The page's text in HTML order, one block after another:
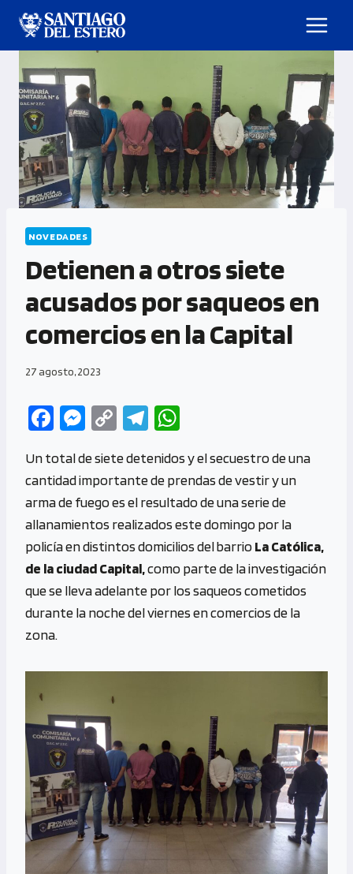
NOVEDADES
Detienen a otros siete
acusados por saqueos en
comercios en la Capital
27 agosto, 2023
Fa
b
o
o
k
M
se
n
g
er
C
py
Li
n
k
Te
gr
a
m
at
s
A
p
p
Un total de siete detenidos y el secuestro de una
cantidad importante de prendas de vestir y un
arma de fuego es el resultado de una serie de
allanamientos realizados este domingo por la
policía en distintos domicilios del barrioLa Católica,
de la ciudad Capital,como parte de la investigación
que se lleva adelante por los saqueos cometidos
durante la noche del viernes en comercios de la
zona.